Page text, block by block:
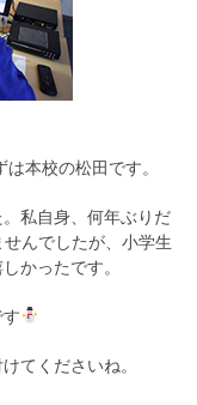
本校の松田です。
私自身、何年ぶりだ
んでしたが、小学生
かったです。
てくださいね。